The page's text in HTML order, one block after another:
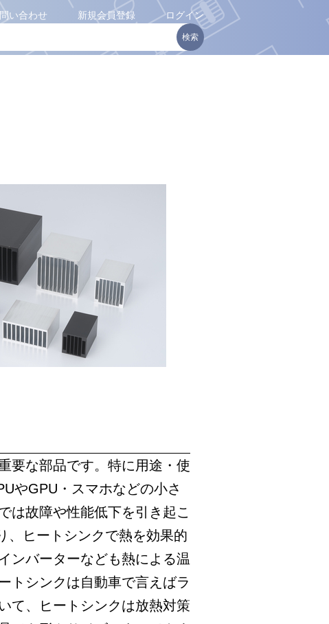
い合わせ 新規会員登録 ログイン
要な部品です。特に用途・使
やGPU・スマホなどの小さ
は故障や性能低下を引き起こ
、ヒートシンクで熱を効果的
ンバーターなども熱による温
トシンクは自動車で言えばラ
て、ヒートシンクは放熱対策